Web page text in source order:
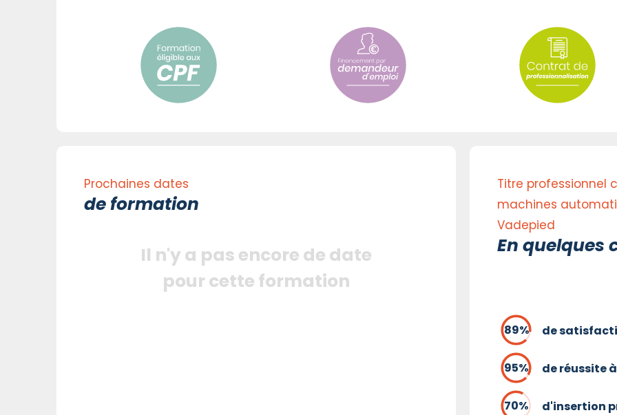
Prochaines dates
de formation
Il n'y a pas encore de date
pour cette formation
Titre professionnel
machines
Vadepied
En quelques
de
de réussite
d'insertion